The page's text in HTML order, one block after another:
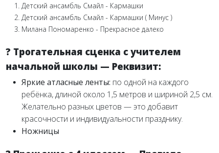
Детский ансамбль Смайл - Кармашки
Детский ансамбль Смайл - Кармашки ( Минус )
Милана Пономаренко - Прекрасное далеко
? Трогательная сценка с учителем
начальной школы — Реквизит:
Яркие атласные ленты: по одной на каждого
ребёнка, длиной около 1,5 метров и шириной 2,5 см.
Желательно разных цветов — это добавит
красочности и индивидуальности празднику.
Ножницы